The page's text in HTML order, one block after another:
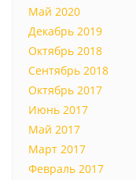
Май 2020
Декабрь 2019
Октябрь 2018
Сентябрь 2018
Октябрь 2017
Июнь 2017
Май 2017
Март 2017
Февраль 2017